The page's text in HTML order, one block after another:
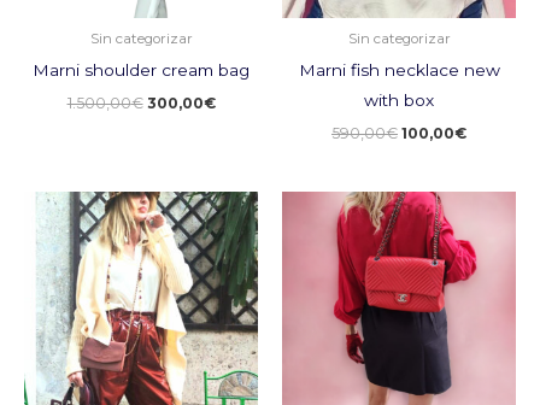
Sin categorizar
Marni shoulder cream bag
1.500,00€ 300,00€
Sin categorizar
Marni fish necklace new
with box
590,00€ 100,00€
El
precio
original
era:
2.100,00€.
El
precio
actual
es:
1.100,00€.
El
precio
original
era:
7.500,00€.